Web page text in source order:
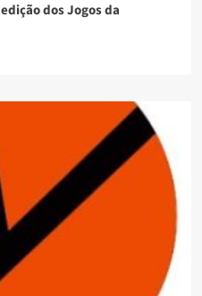
dos Jogos da